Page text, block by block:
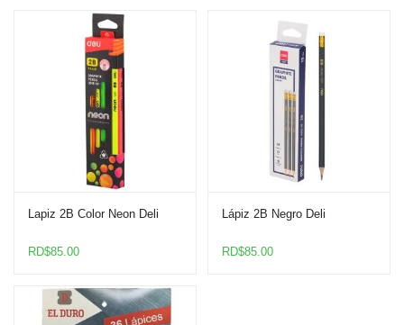
Lapiz 2B Color Neon Deli
RD$85.00
Lápiz 2B Negro Deli
RD$85.00